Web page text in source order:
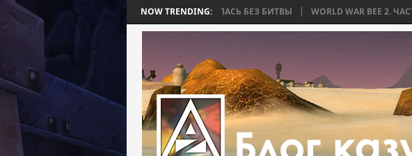
NOW TRENDING:
BEE 2. ЧАСТЬ 4: ВОЙНА, КОТОРАЯ ЗАКОНЧИЛАСЬ БЕЗ БИТВЫ WORLD WAR BEE 2.